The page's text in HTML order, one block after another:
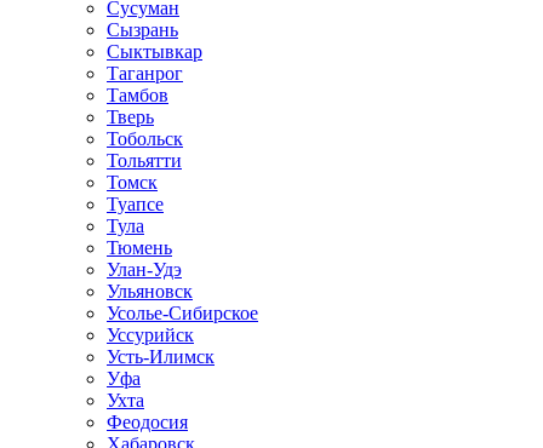
Сусуман
Сызрань
Сыктывкар
Таганрог
Тамбов
Тверь
Тобольск
Тольятти
Томск
Туапсе
Тула
Тюмень
Улан-Удэ
Ульяновск
Усолье-Сибирское
Уссурийск
Усть-Илимск
Уфа
Ухта
Феодосия
Хабаровск